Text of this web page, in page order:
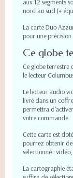
aux 12 segments
nord au sud (+
La carte Duo
pour une
Ce globe
Ce globe terrestre
le lecteur
Le lecteur audio
livré dans un
permettra
votre commande.
Cette carte est
pourrez obtenir
sélectionné :
La cartographie